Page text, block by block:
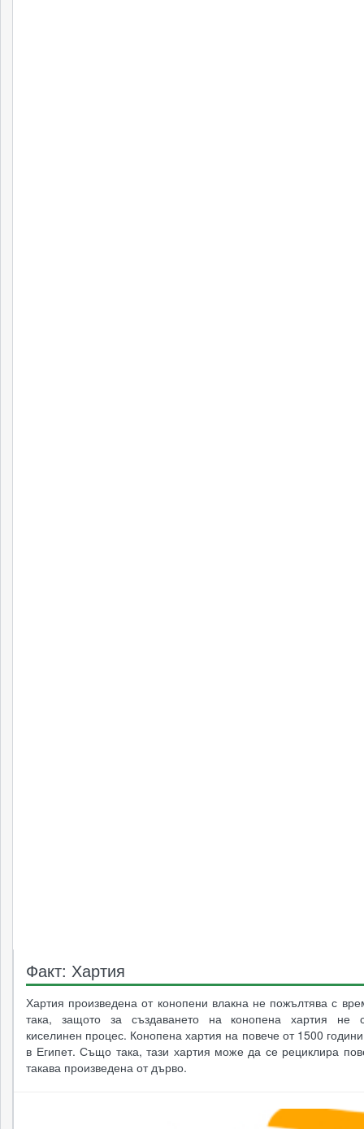
Факт: Хартия
Хартия произведена от конопени влакна не пожълтява с
така, защото за създаването на конопена хартия не
киселинен процес. Конопена хартия на повече от 1500
в Египет. Също така, тази хартия може да се рециклира
такава произведена от дърво.